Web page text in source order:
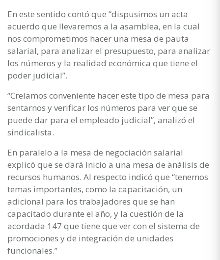
En este sentido contó que “dispusimos un acta
acuerdo que llevaremos a la asamblea, en la cual
nos comprometimos hacer una mesa de pauta
salarial, para analizar el presupuesto, para analizar
los números y la realidad económica que tiene el
poder judicial”.
“Creíamos conveniente hacer este tipo de mesa para
sentarnos y verificar los números para ver que se
puede dar para el empleado judicial”, analizó el
sindicalista.
En paralelo a la mesa de negociación salarial
explicó que se dará inicio a una mesa de análisis de
recursos humanos. Al respecto indicó que “tenemos
temas importantes, como la capacitación, un
adicional para los trabajadores que se han
capacitado durante el año, y la cuestión de la
acordada 147 que tiene que ver con el sistema de
promociones y de integración de unidades
funcionales.”